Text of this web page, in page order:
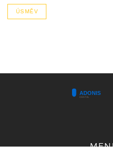
ÚSMĚV